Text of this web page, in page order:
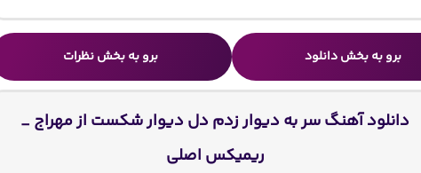
برو به بخش دانلود برو به بخش نظرات
دانلود آهنگ سر به دیوار زدم دل دیوار شکست از مهراج _
ریمیکس اصلی